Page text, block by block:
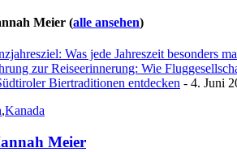
Meier (alle ansehen)
Was jede Jahreszeit besonders
zur Reiseerinnerung: Wie
Biertraditionen entdecken - 4. Juni
,Kanada
Meier